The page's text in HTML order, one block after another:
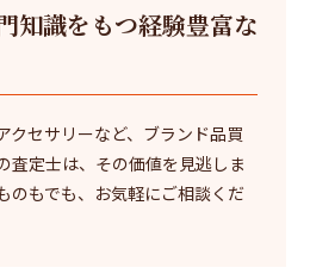
知識をもつ経験豊富な
クセサリーなど、ブランド品買
査定士は、その価値を見逃しま
のもでも、お気軽にご相談くだ